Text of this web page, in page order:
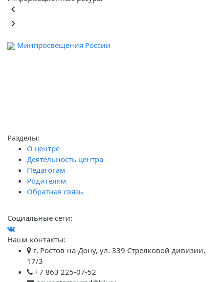
keyboard_arrow_left
keyboard_arrow_right
Минпросвещения России
Разделы:
О центре
Деятельность центра
Педагогам
Родителям
Обратная связь
Социальные сети:
Наши контакты:
г. Ростов-на-Дону, ул. 339 Стрелковой дивизии,
17/3
+7 863 225-07-52